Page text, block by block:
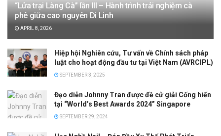
“Lửa trại Làng Cà” lần III – Hành trình trải nghiệm cà
phê giữa cao nguyên Di Linh
APRIL 8, 2026
Hiệp hội Nghiên cứu, Tư vấn về Chính sách pháp
luật cho hoạt động đầu tư tại Việt Nam (AVRCIPL)
SEPTEMBER 3, 2025
Đạo diễn Johnny Tran được đề cử giải Cống hiến
tại “World’s Best Awards 2024” Singapore
SEPTEMBER 29, 2024